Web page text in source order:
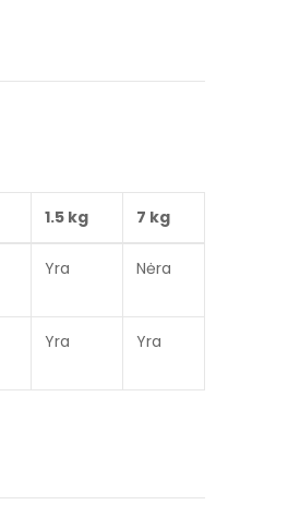
1.5 kg 7 kg
Yra Nėra
Yra Yra